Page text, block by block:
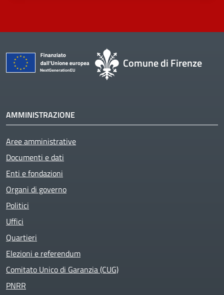
Comune di Firenze
AMMINISTRAZIONE
Aree amministrative
Documenti e dati
Enti e fondazioni
Organi di governo
Politici
Uffici
Quartieri
Elezioni e referendum
Comitato Unico di Garanzia (CUG)
PNRR